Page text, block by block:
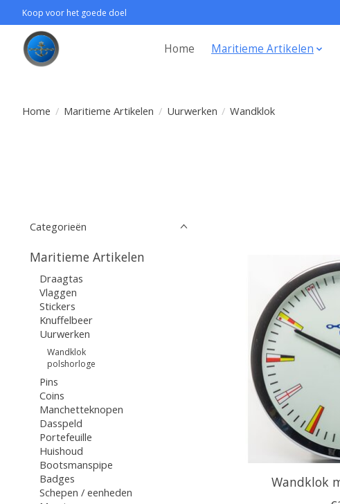
Koop voor het goede doel
Home Maritieme Artikelen
Home / Maritieme Artikelen / Uurwerken / Wandklok
Categorieën
Maritieme Artikelen
Draagtas
Vlaggen
Stickers
Knuffelbeer
Uurwerken
Wandklok
polshorloge
Pins
Coins
Manchetteknopen
Dasspeld
Portefeuille
Huishoud
Bootsmanspipe
Badges
Schepen / eenheden
Wandklok